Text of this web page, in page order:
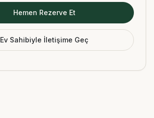
Hemen Rezerve Et
Ev Sahibiyle İletişime Geç